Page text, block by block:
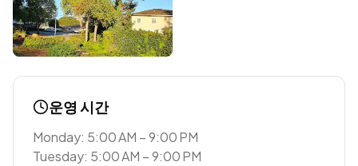
운영 시간
Monday: 5:00 AM – 9:00 PM
Tuesday: 5:00 AM – 9:00 PM